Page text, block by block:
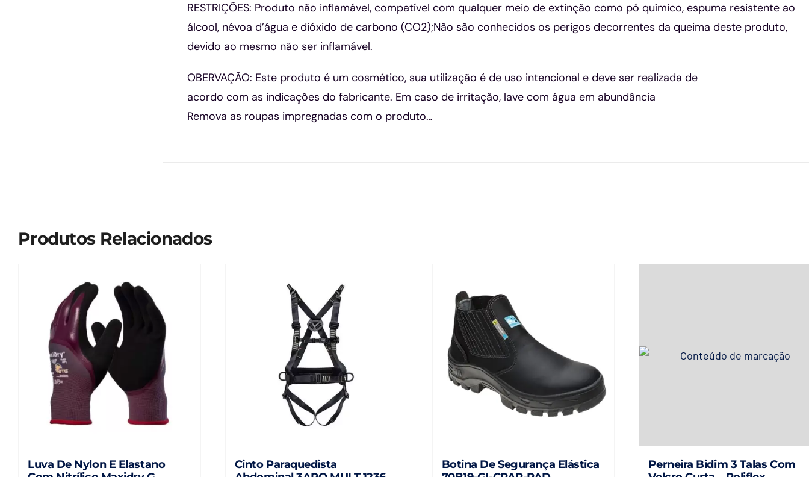
RESTRIÇÕES: Produto não inflamável, compatível com qualquer meio de extinção como pó químico, espuma resistente ao
álcool, névoa d’água e dióxido de carbono (CO2);Não são conhecidos os perigos decorrentes da queima deste produto,
devido ao mesmo não ser inflamável.
OBERVAÇÃO: Este produto é um cosmético, sua utilização é de uso intencional e deve ser realizada de
acordo com as indicações do fabricante. Em caso de irritação, lave com água em abundância
Remova as roupas impregnadas com o produto…
Produtos Relacionados
Luva De Nylon E Elastano
Cinto Paraquedista
Botina De Segurança Elástica
Perneira Bidim 3 Talas Com